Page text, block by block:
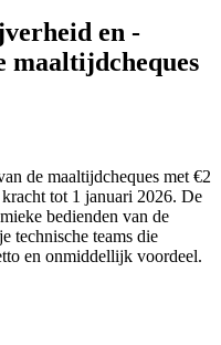
en -
maaltijdcheques
de maaltijdcheques met €2
tot 1 januari 2026. De
bedienden van de
technische teams die
en onmiddellijk voordeel.